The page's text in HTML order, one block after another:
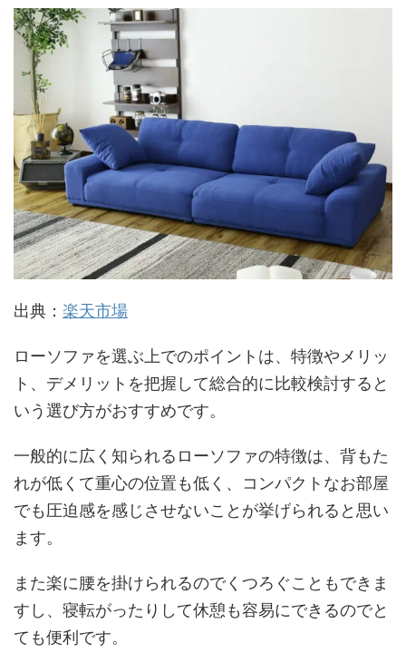
出典： 楽天市場
ローソファを選ぶ上でのポイントは、特徴やメリッ
ト、デメリットを把握して総合的に比較検討すると
いう選び方がおすすめです。
一般的に広く知られるローソファの特徴は、背もた
れが低くて重心の位置も低く、コンパクトなお部屋
でも圧迫感を感じさせないことが挙げられると思い
ます。
また楽に腰を掛けられるのでくつろぐこともできま
すし、寝転がったりして休憩も容易にできるのでと
ても便利です。